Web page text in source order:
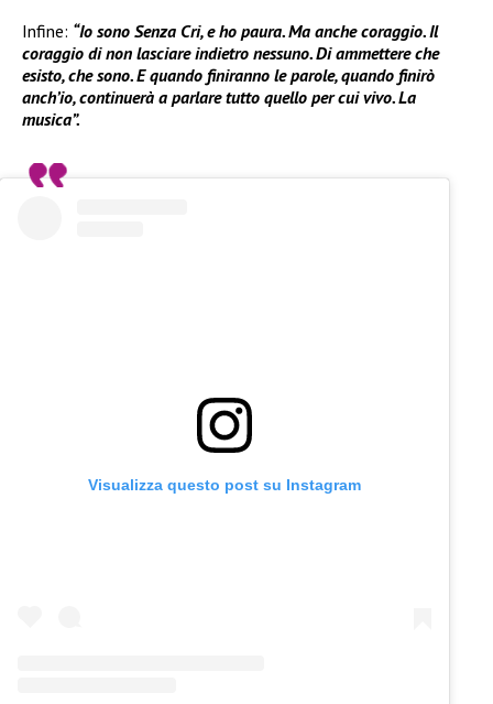
Infine: “Io sono Senza Cri, e ho paura. Ma anche coraggio. Il
coraggio di non lasciare indietro nessuno. Di ammettere che
esisto, che sono. E quando finiranno le parole, quando finirò
anch’io, continuerà a parlare tutto quello per cui vivo. La
musica”.
Visualizza questo post su Instagram